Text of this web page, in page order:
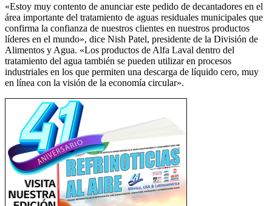
«Estoy muy contento de anunciar este pedido de decantadores en el
área importante del tratamiento de aguas residuales municipales que
confirma la confianza de nuestros clientes en nuestros productos
líderes en el mundo», dice Nish Patel, presidente de la División de
Alimentos y Agua. «Los productos de Alfa Laval dentro del
tratamiento del agua también se pueden utilizar en procesos
industriales en los que permiten una descarga de líquido cero, muy
en línea con la visión de la economía circular».